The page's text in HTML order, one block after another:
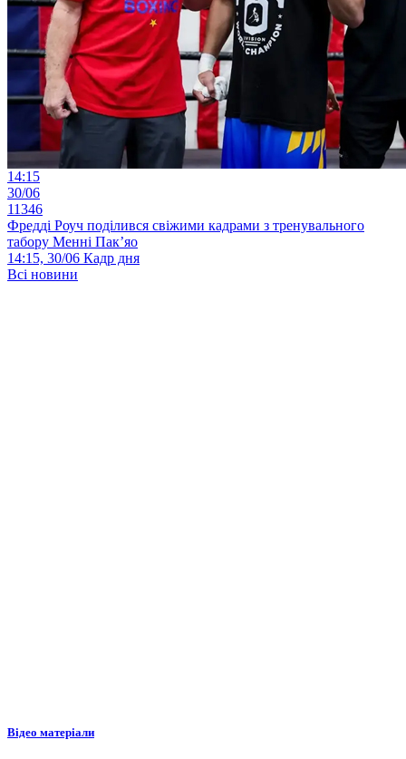
14:15
30/06
11346
Фредді Роуч поділився свіжими кадрами з тренувального
табору Менні Пак’яо
14:15, 30/06 Кадр дня
Всі новини
Відео матеріали